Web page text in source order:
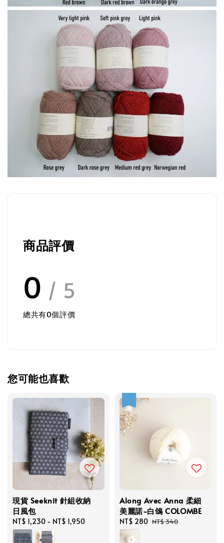
商品評價
0 / 5
總共有0個評價
您可能也喜歡
現貨 Seeknit 針組收納
日風包
Regular
price
NT$ 1,230 - NT$ 1,950
Along Avec Anna 柔細
美麗諾-白鴿 COLOMBE
Sale
price
NT$ 280 Regular
NT$ 340